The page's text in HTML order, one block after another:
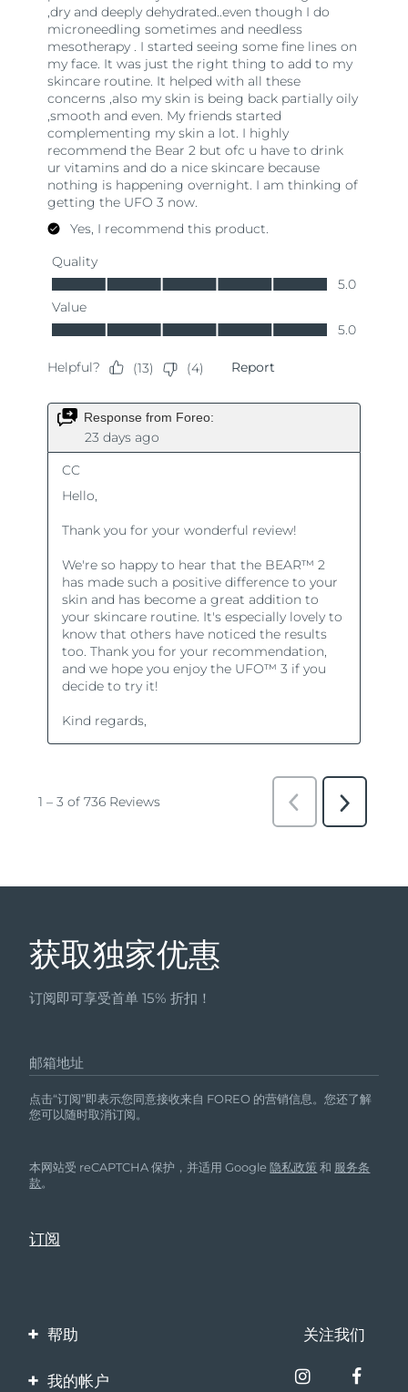
获取独家优惠
订阅即可享受首单 15% 折扣！
邮箱地址
点击“订阅”即表示您同意接收来自 FOREO 的营销信息。您还了解
您可以随时取消订阅。
本网站受 reCAPTCHA 保护，并适用 Google隐私政策 和 服务条
款。
帮助
联系我们
关注我们
我的帐户